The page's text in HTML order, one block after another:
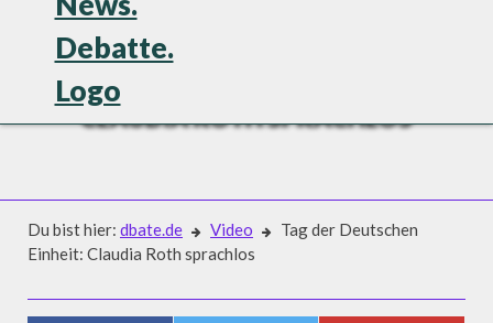
TAG DER DEUTSCHEN EINHEIT:
CLAUDIA ROTH SPRACHLOS
Du bist hier: dbate.de Video
Tag der Deutschen
Einheit: Claudia Roth sprachlos